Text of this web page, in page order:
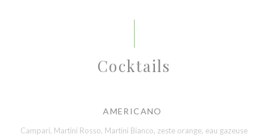
Cocktails
AMERICANO
Campari, Martini Rosso, Martini Bianco, zeste orange, eau gazeuse